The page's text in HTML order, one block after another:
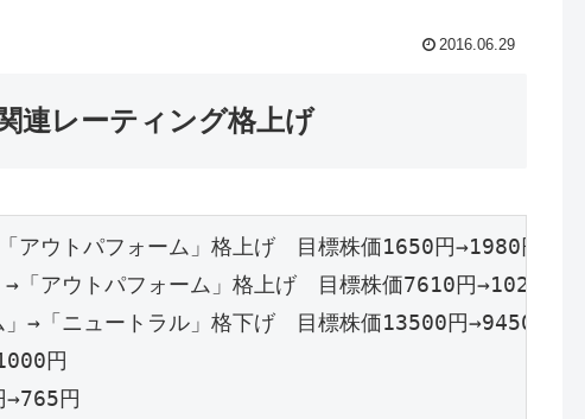
2016.06.29
連レーティング格上げ
アウトパフォーム」格上げ　目標株価1650円→1980円
「アウトパフォーム」格上げ　目標株価7610円→10200円
→「ニュートラル」格下げ　目標株価13500円→9450円
円
→765円